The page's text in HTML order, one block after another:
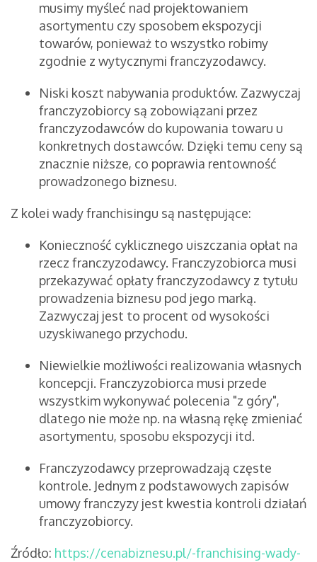
musimy myśleć nad projektowaniem
asortymentu czy sposobem ekspozycji
towarów, ponieważ to wszystko robimy
zgodnie z wytycznymi franczyzodawcy.
Niski koszt nabywania produktów. Zazwyczaj
franczyzobiorcy są zobowiązani przez
franczyzodawców do kupowania towaru u
konkretnych dostawców. Dzięki temu ceny są
znacznie niższe, co poprawia rentowność
prowadzonego biznesu.
Z kolei wady franchisingu są następujące:
Konieczność cyklicznego uiszczania opłat na
rzecz franczyzodawcy. Franczyzobiorca musi
przekazywać opłaty franczyzodawcy z tytułu
prowadzenia biznesu pod jego marką.
Zazwyczaj jest to procent od wysokości
uzyskiwanego przychodu.
Niewielkie możliwości realizowania własnych
koncepcji. Franczyzobiorca musi przede
wszystkim wykonywać polecenia "z góry",
dlatego nie może np. na własną rękę zmieniać
asortymentu, sposobu ekspozycji itd.
Franczyzodawcy przeprowadzają częste
kontrole. Jednym z podstawowych zapisów
umowy franczyzy jest kwestia kontroli działań
franczyzobiorcy.
Źródło: https://cenabiznesu.pl/-franchising-wady-